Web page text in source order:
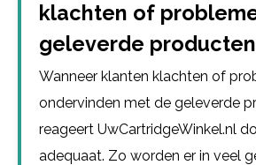
klachten of
geleverde
Wanneer klanten klachten of
ondervinden met de geleverde
reageert UwCartridgeWinkel.nl
adequaat. Zo worden er in veel